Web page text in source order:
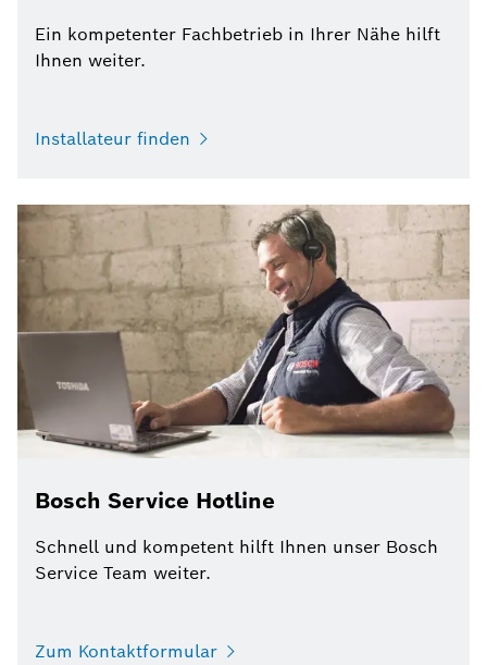
Ein kompetenter Fachbetrieb in Ihrer Nähe hilft
Ihnen weiter.
Installateur finden
Bosch Service Hotline
Schnell und kompetent hilft Ihnen unser Bosch
Service Team weiter.
Zum Kontaktformular